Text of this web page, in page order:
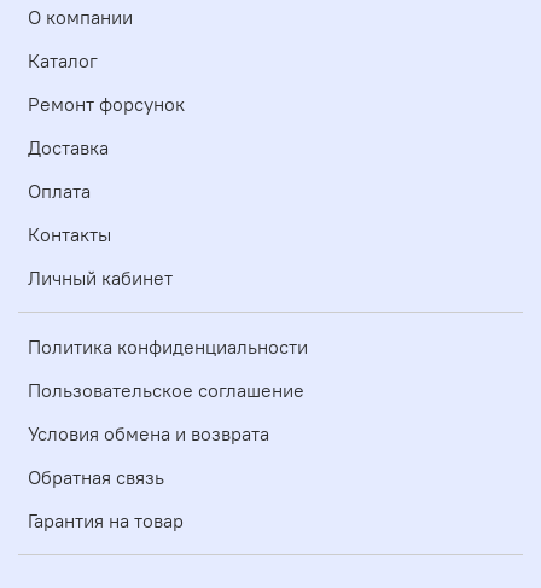
О компании
Каталог
Ремонт форсунок
Доставка
Оплата
Контакты
Личный кабинет
Политика конфиденциальности
Пользовательское соглашение
Условия обмена и возврата
Обратная связь
Гарантия на товар